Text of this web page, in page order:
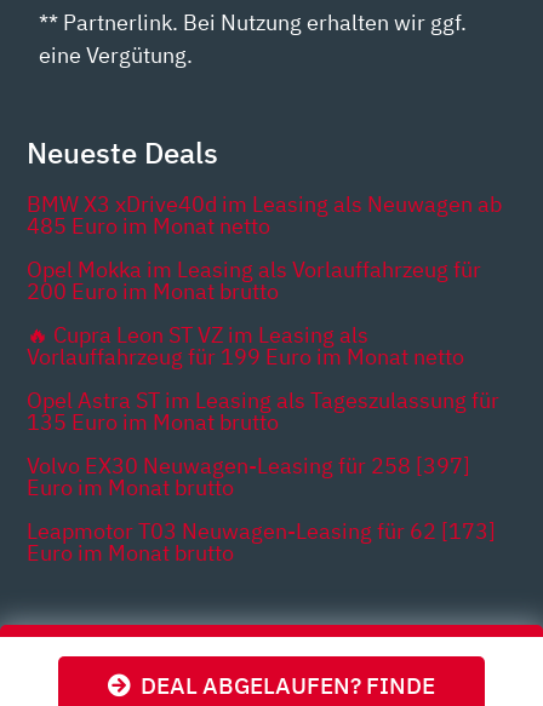
DEAL ABGELAUFEN? FINDE
** Partnerlink. Bei Nutzung erhalten wir ggf.
eine Vergütung.
Neueste Deals
BMW X3 xDrive40d im Leasing als Neuwagen ab
485 Euro im Monat netto
Opel Mokka im Leasing als Vorlauffahrzeug für
200 Euro im Monat brutto
🔥 Cupra Leon ST VZ im Leasing als
Vorlauffahrzeug für 199 Euro im Monat netto
Opel Astra ST im Leasing als Tageszulassung für
135 Euro im Monat brutto
Volvo EX30 Neuwagen-Leasing für 258 [397]
Euro im Monat brutto
Leapmotor T03 Neuwagen-Leasing für 62 [173]
Euro im Monat brutto